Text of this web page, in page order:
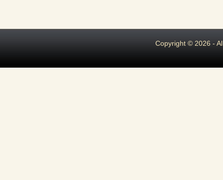
Copyright © 2026 -